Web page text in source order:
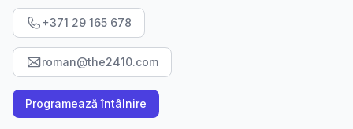
+371 29 165 678
roman@the2410.com
Programează întâlnire